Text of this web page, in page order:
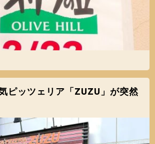
ピッツェリア「ZUZU」が突然